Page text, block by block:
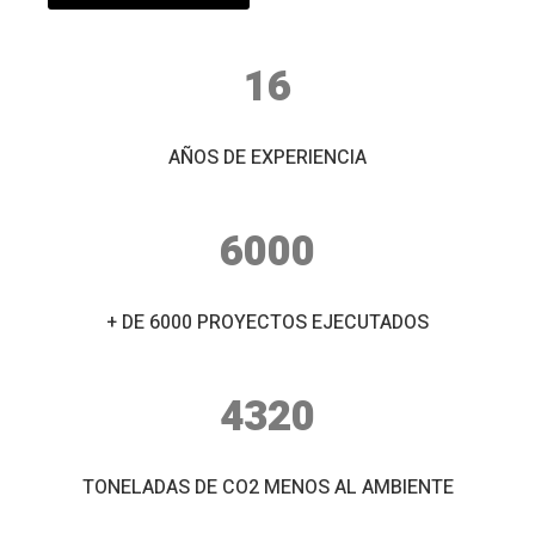
16
AÑOS DE EXPERIENCIA
6000
+ DE 6000 PROYECTOS EJECUTADOS
4320
TONELADAS DE CO2 MENOS AL AMBIENTE